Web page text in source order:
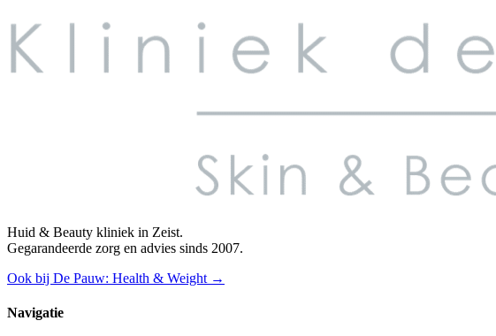
Huid & Beauty kliniek in Zeist.
Gegarandeerde zorg en advies sinds 2007.
Ook bij De Pauw: Health & Weight →
Navigatie